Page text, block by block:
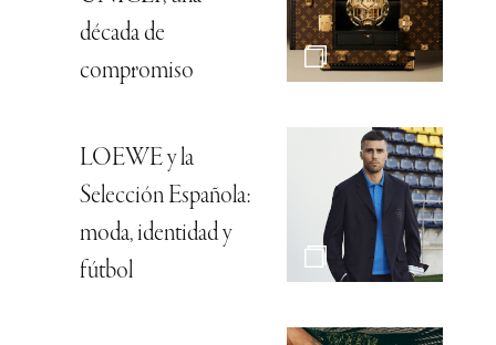
década de
compromiso
LOEWE y la
Selección Española:
moda, identidad y
fútbol